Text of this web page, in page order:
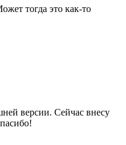
тогда это как-то
версии. Сейчас внесу